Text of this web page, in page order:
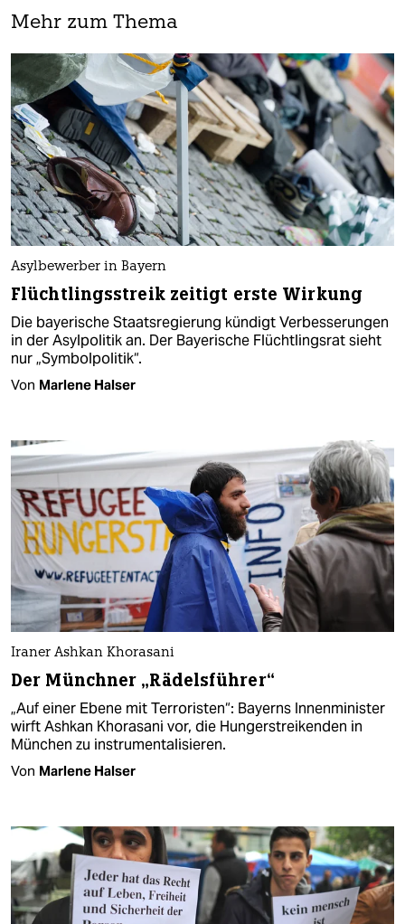
Mehr zum Thema
Asylbewerber in Bayern
Flüchtlingsstreik zeitigt erste Wirkung
Die bayerische Staatsregierung kündigt Verbesserungen
in der Asylpolitik an. Der Bayerische Flüchtlingsrat sieht
nur „Symbolpolitik“.
Von Marlene Halser
Iraner Ashkan Khorasani
Der Münchner „Rädelsführer“
„Auf einer Ebene mit Terroristen“: Bayerns Innenminister
wirft Ashkan Khorasani vor, die Hungerstreikenden in
München zu instrumentalisieren.
Von Marlene Halser